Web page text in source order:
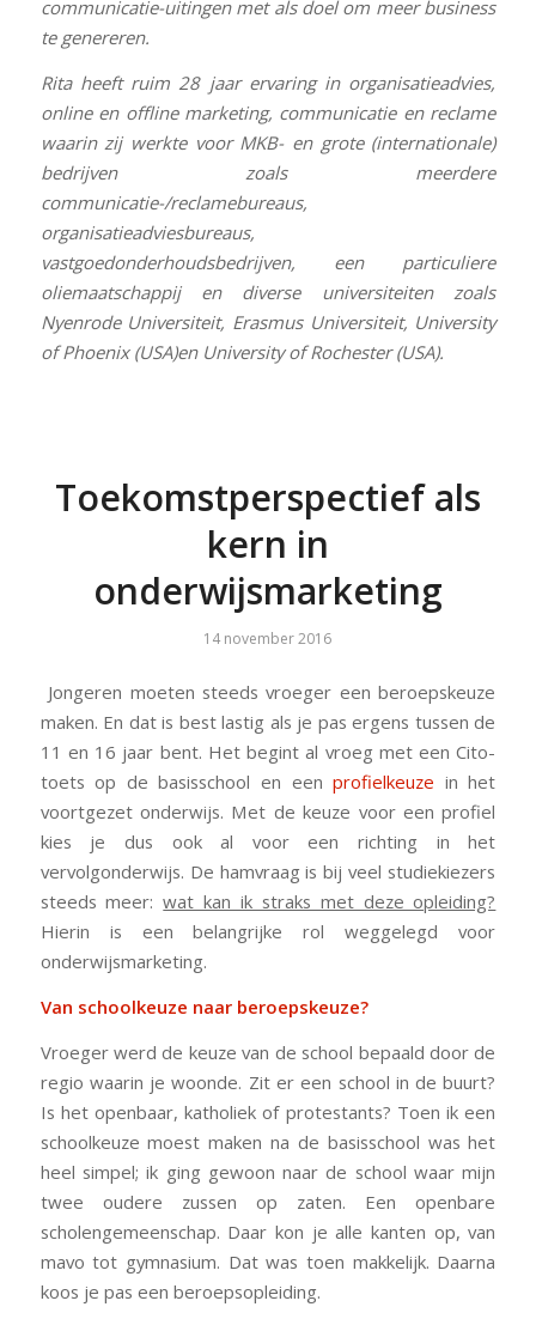
communicatie-uitingen met als doel om meer business
te genereren.
Rita heeft ruim 28 jaar ervaring in organisatieadvies,
online en offline marketing, communicatie en reclame
waarin zij werkte voor MKB- en grote (internationale)
bedrijven zoals meerdere
communicatie-/reclamebureaus,
organisatieadviesbureaus,
vastgoedonderhoudsbedrijven, een particuliere
oliemaatschappij en diverse universiteiten zoals
Nyenrode Universiteit, Erasmus Universiteit, University
of Phoenix (USA)en University of Rochester (USA).
Toekomstperspectief als
kern in
onderwijsmarketing
14 november 2016
Jongeren moeten steeds vroeger een beroepskeuze
maken. En dat is best lastig als je pas ergens tussen de
11 en 16 jaar bent. Het begint al vroeg met een Cito-
toets op de basisschool en eenprofielkeuze in het
voortgezet onderwijs. Met de keuze voor een profiel
kies je dus ook al voor een richting in het
vervolgonderwijs. De hamvraag is bij veel studiekiezers
steeds meer:wat kan ik straks met deze opleiding?
Hierin is een belangrijke rol weggelegd voor
onderwijsmarketing.
Van schoolkeuze naar beroepskeuze?
Vroeger werd de keuze van de school bepaald door de
regio waarin je woonde. Zit er een school in de buurt?
Is het openbaar, katholiek of protestants? Toen ik een
schoolkeuze moest maken na de basisschool was het
heel simpel; ik ging gewoon naar de school waar mijn
twee oudere zussen op zaten. Een openbare
scholengemeenschap. Daar kon je alle kanten op, van
mavo tot gymnasium. Dat was toen makkelijk. Daarna
koos je pas een beroepsopleiding.